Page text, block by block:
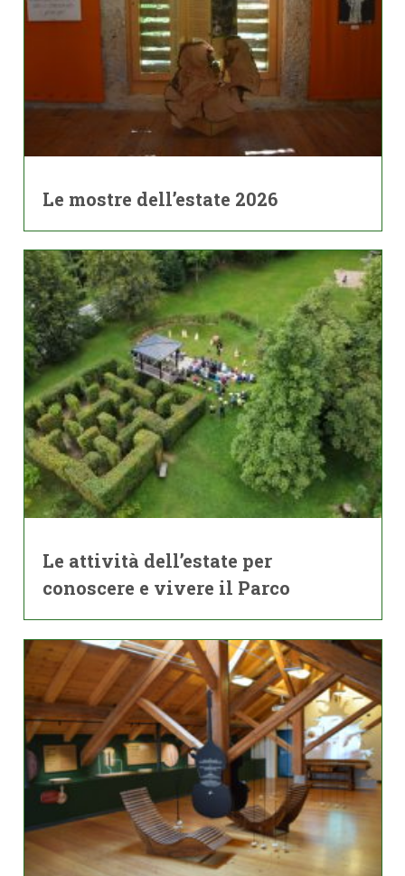
Le mostre dell’estate 2026
Le attività dell’estate per
conoscere e vivere il Parco